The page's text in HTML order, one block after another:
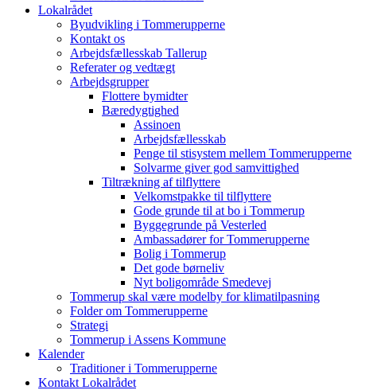
Lokalrådet
Byudvikling i Tommerupperne
Kontakt os
Arbejdsfællesskab Tallerup
Referater og vedtægt
Arbejdsgrupper
Flottere bymidter
Bæredygtighed
Assinoen
Arbejdsfællesskab
Penge til stisystem mellem Tommerupperne
Solvarme giver god samvittighed
Tiltrækning af tilflyttere
Velkomstpakke til tilflyttere
Gode grunde til at bo i Tommerup
Byggegrunde på Vesterled
Ambassadører for Tommerupperne
Bolig i Tommerup
Det gode børneliv
Nyt boligområde Smedevej
Tommerup skal være modelby for klimatilpasning
Folder om Tommerupperne
Strategi
Tommerup i Assens Kommune
Kalender
Traditioner i Tommerupperne
Kontakt Lokalrådet